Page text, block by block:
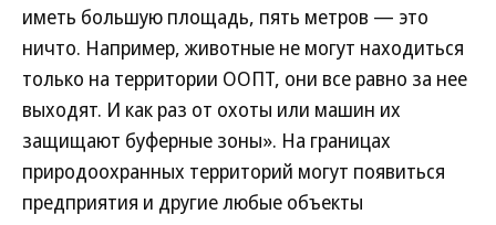
иметь большую площадь, пять метров — это
ничто. Например, животные не могут находиться
только на территории ООПТ, они все равно за нее
выходят. И как раз от охоты или машин их
защищают буферные зоны». На границах
природоохранных территорий могут появиться
предприятия и другие любые объекты